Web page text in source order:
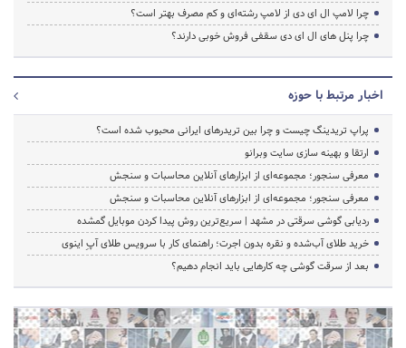
چرا لامپ ال ای دی از لامپ رشته‌ای و کم مصرف بهتر است؟
چرا پنل های ال ای دی سقفی فروش خوبی دارند؟
اخبار مرتبط با حوزه
پراپ تریدینگ چیست و چرا بین تریدرهای ایرانی محبوب شده است؟
ارتقا و بهینه سازی سایت وبرانو
معرفی سنجور؛ مجموعه‌ای از ابزارهای آنلاین محاسبات و سنجش
معرفی سنجور؛ مجموعه‌ای از ابزارهای آنلاین محاسبات و سنجش
ردیابی گوشی سرقتی در مشهد | سریع‌ترین روش پیدا کردن موبایل گمشده
خرید طلای آب‌شده و نقره بدون اجرت؛ راهنمای کار با سرویس طلای آپِ اینوی
بعد از سرقت گوشی چه کارهایی باید انجام دهیم؟